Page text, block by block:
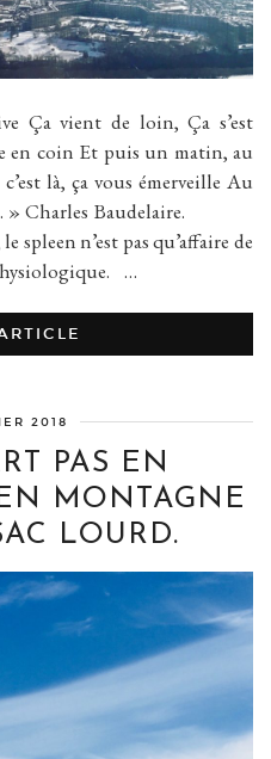
Ça vient de loin, Ça s’est
en coin Et puis un matin, au
là, ça vous émerveille Au
» Charles Baudelaire.
n’est pas qu’affaire de
…
2018
PAS EN
MONTAGNE
LOURD.